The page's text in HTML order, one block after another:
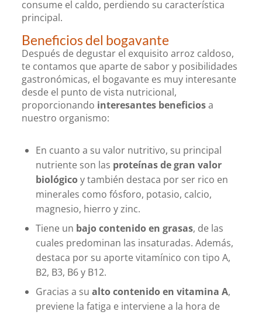
consume el caldo, perdiendo su característica
principal.
Beneficios del bogavante
Después de degustar el exquisito arroz caldoso,
te contamos que aparte de sabor y posibilidades
gastronómicas, el bogavante es muy interesante
desde el punto de vista nutricional,
proporcionando interesantes beneficiosa
nuestro organismo:
En cuanto a su valor nutritivo, su principal
nutriente son las proteínas de gran valor
biológicoy también destaca por ser rico en
minerales como fósforo, potasio, calcio,
magnesio, hierro y zinc.
Tiene un bajo contenido en grasas, de las
cuales predominan las insaturadas. Además,
destaca por su aporte vitamínico con tipo A,
B2, B3, B6 y B12.
Gracias a sualto contenido en vitamina A,
previene la fatiga e interviene a la hora de